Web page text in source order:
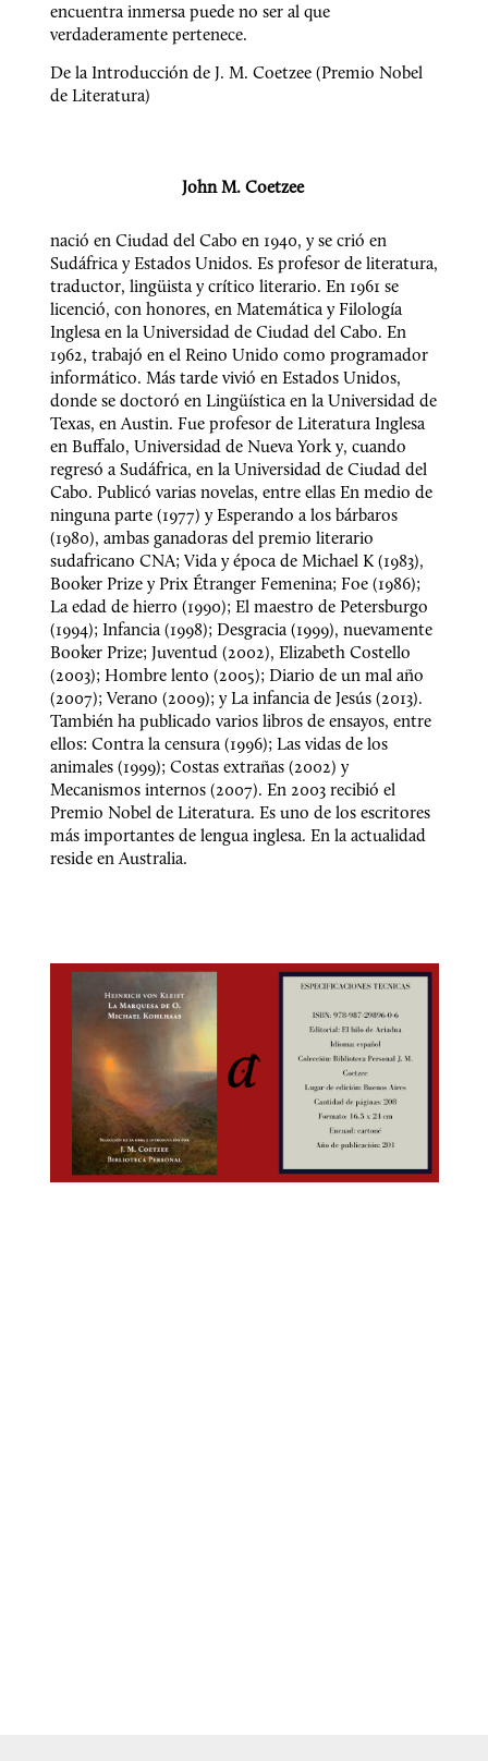
encuentra inmersa puede no ser al que
verdaderamente pertenece.
De la Introducción de J. M. Coetzee (Premio Nobel
de Literatura)
John M. Coetzee
nació en Ciudad del Cabo en 1940, y se crió en
Sudáfrica y Estados Unidos. Es profesor de literatura,
traductor, lingüista y crítico literario. En 1961 se
licenció, con honores, en Matemática y Filología
Inglesa en la Universidad de Ciudad del Cabo. En
1962, trabajó en el Reino Unido como programador
informático. Más tarde vivió en Estados Unidos,
donde se doctoró en Lingüística en la Universidad de
Texas, en Austin. Fue profesor de Literatura Inglesa
en Buffalo, Universidad de Nueva York y, cuando
regresó a Sudáfrica, en la Universidad de Ciudad del
Cabo. Publicó varias novelas, entre ellas En medio de
ninguna parte (1977) y Esperando a los bárbaros
(1980), ambas ganadoras del premio literario
sudafricano CNA; Vida y época de Michael K (1983),
Booker Prize y Prix Étranger Femenina; Foe (1986);
La edad de hierro (1990); El maestro de Petersburgo
(1994); Infancia (1998); Desgracia (1999), nuevamente
Booker Prize; Juventud (2002), Elizabeth Costello
(2003); Hombre lento (2005); Diario de un mal año
(2007); Verano (2009); y La infancia de Jesús (2013).
También ha publicado varios libros de ensayos, entre
ellos: Contra la censura (1996); Las vidas de los
animales (1999); Costas extrañas (2002) y
Mecanismos internos (2007). En 2003 recibió el
Premio Nobel de Literatura. Es uno de los escritores
más importantes de lengua inglesa. En la actualidad
reside en Australia.